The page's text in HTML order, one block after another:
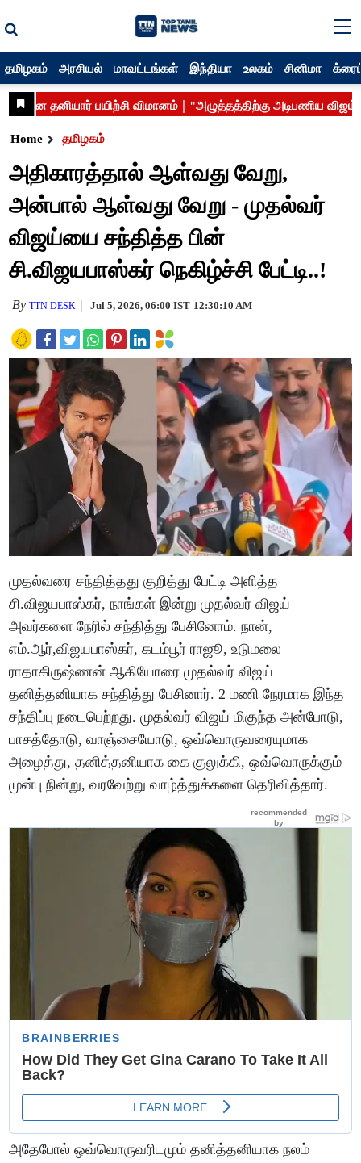
தமிழகம் அரசியல் மாவட்டங்கள் இந்தியா உலகம் சினிமா
Home தமிழகம்
அதிகாரத்தால் ஆள்வது வேறு,
அன்பால் ஆள்வது வேறு - முதல்வர்
விஜய்யை சந்தித்த பின்
சி.விஜயபாஸ்கர் நெகிழ்ச்சி பேட்டி..!
ByTTN DESK Jul 5, 2026, 06:00 IST 12:30:10 AM
முதல்வரை சந்தித்தது குறித்து பேட்டி அளித்த
சி.விஜயபாஸ்கர், நாங்கள் இன்று முதல்வர் விஜய்
அவர்களை நேரில் சந்தித்து பேசினோம். நான்,
எம்.ஆர்,விஜயபாஸ்கர், கடம்பூர் ராஜூ, உடுமலை
ராதாகிருஷ்ணன் ஆகியோரை முதல்வர் விஜய்
தனித்தனியாக சந்தித்து பேசினார். 2 மணி நேரமாக இந்த
சந்திப்பு நடைபெற்றது. முதல்வர் விஜய் மிகுந்த அன்போடு,
பாசத்தோடு, வாஞ்சையோடு, ஒவ்வொருவரையுமாக
அழைத்து, தனித்தனியாக கை குலுக்கி, ஒவ்வொருக்கும்
முன்பு நின்று, வரவேற்று வாழ்த்துக்களை தெரிவித்தார்.
அதேபோல் ஒவ்வொருவரிடமும் தனித்தனியாக நலம்